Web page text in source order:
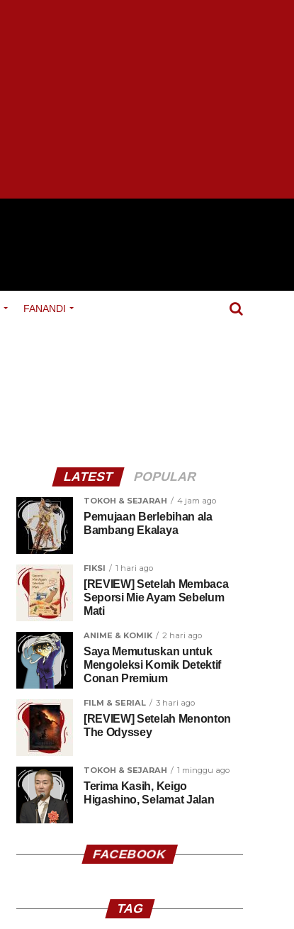
FANANDI
LATEST POPULAR
TOKOH & SEJARAH 4 jam ago
Pemujaan Berlebihan ala
Bambang Ekalaya
FIKSI 1 hari ago
[REVIEW] Setelah Membaca
Seporsi Mie Ayam Sebelum
Mati
ANIME & KOMIK 2 hari ago
Saya Memutuskan untuk
Mengoleksi Komik Detektif
Conan Premium
FILM & SERIAL 3 hari ago
[REVIEW] Setelah Menonton
The Odyssey
TOKOH & SEJARAH 1 minggu ago
Terima Kasih, Keigo
Higashino, Selamat Jalan
FACEBOOK
TAG